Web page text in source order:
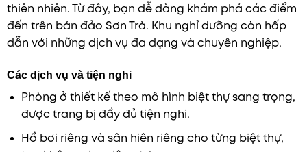
thiên nhiên. Từ đây, bạn dễ dàng khám phá các điểm
đến trên bán đảo Sơn Trà. Khu nghỉ dưỡng còn hấp
dẫn với những dịch vụ đa dạng và chuyên nghiệp.
Các dịch vụ và tiện nghi
Phòng ở thiết kế theo mô hình biệt thự sang trọng,
được trang bị đầy đủ tiện nghi.
Hồ bơi riêng và sân hiên riêng cho từng biệt thự,